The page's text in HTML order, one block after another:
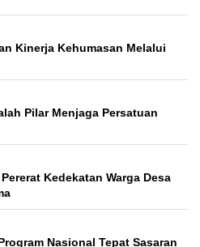
Kinerja Kehumasan Melalui
Pilar Menjaga Persatuan
Kedekatan Warga Desa
Nasional Tepat Sasaran